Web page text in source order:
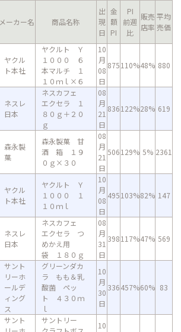
メーカー名 商品名称
出
現
日
金
額
PI
PI
前週
比
販売
店率
平均
売価
ヤクル
ト本社
ヤクルト Ｙ
１０００ ６
本マルチ １
１０ｍｌ×６
10
月
08
日
875110%48% 880
ネスレ
日本
ネスカフェ
エクセラ １
８０ｇ＋２０
ｇ
08
月
21
日
836122%28% 619
森永製
菓
森永製菓 甘
酒 箱 １９
０ｇ×３０
08
月
21
日
506129% 5% 2361
ヤクル
ト本社
ヤクルト Ｙ
１０００ １
１０ｍｌ
10
月
08
日
495103%82% 147
ネスレ
日本
ネスカフェ
エクセラ つ
めかえ用
袋 １８０ｇ
08
月
31
日
398117%47% 569
サント
リーホ
ールデ
ィング
ス
グリーンダカ
ラ もも＆乳
酸菌 ペッ
ト ４３０ｍ
ｌ
10
月
30
日
336457%60% 83
サント
サントリー
10